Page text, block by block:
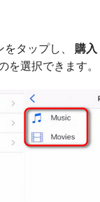
タップし、 購入
を選択できます。